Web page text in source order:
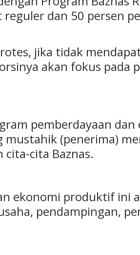
dan 50 persen
jika tidak
akan fokus pada
pemberdayaan dan
(penerima)
cita-cita Baznas.
ekonomi produktif ini
pendampingan,